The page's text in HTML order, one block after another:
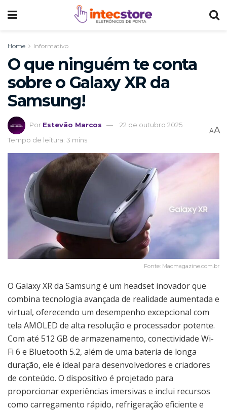
Home Informativo
O que ninguém te conta
sobre o Galaxy XR da
Samsung!
Por Estevão Marcos
22 de outubro 2025
Tempo de leitura: 3 mins
AA
Fonte: Macmagazine.com.br
O Galaxy XR da Samsung é um headset inovador que
combina tecnologia avançada de realidade aumentada e
virtual, oferecendo um desempenho excepcional com
tela AMOLED de alta resolução e processador potente.
Com até 512 GB de armazenamento, conectividade Wi-
Fi 6 e Bluetooth 5.2, além de uma bateria de longa
duração, ele é ideal para desenvolvedores e criadores
de conteúdo. O dispositivo é projetado para
proporcionar experiências imersivas e inclui recursos
como carregamento rápido, refrigeração eficiente e